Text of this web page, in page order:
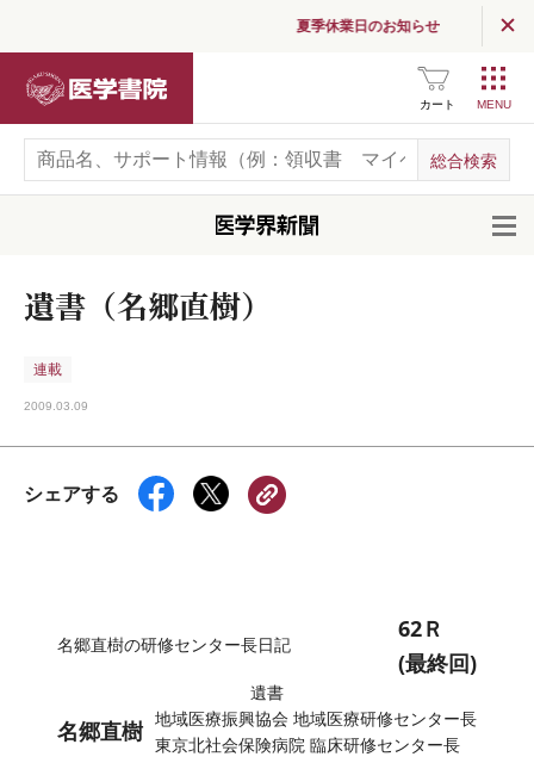
夏季休業日のお知らせ
カート
遺書（名郷直樹）
連載
2009.03.09
シェアする
名郷直樹の研修センター長日記
62Ｒ
(最終回)
遺書
名郷直樹 地域医療振興協会 地域医療研修センター長
東京北社会保険病院 臨床研修センター長